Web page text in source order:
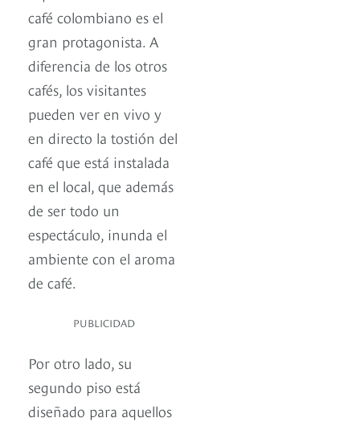
café colombiano es el
gran protagonista. A
diferencia de los otros
cafés, los visitantes
pueden ver en vivo y
en directo la tostión del
café que está instalada
en el local, que además
de ser todo un
espectáculo, inunda el
ambiente con el aroma
de café.
PUBLICIDAD
Por otro lado, su
segundo piso está
diseñado para aquellos